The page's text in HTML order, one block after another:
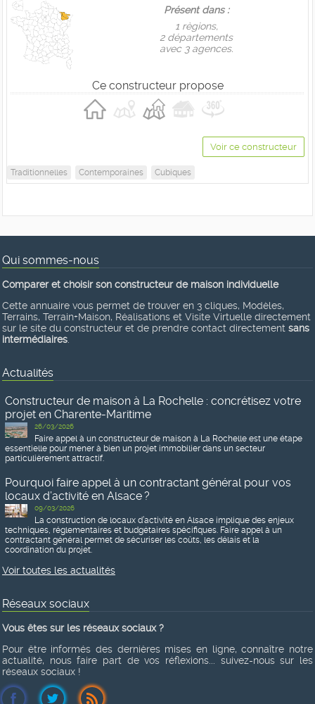
Présent dans :
1 règions,
2 départements
avec 3 agences.
Ce constructeur propose
Voir ce constructeur
Traditionnelles Contemporaines Cubiques
Qui sommes-nous
Comparer et choisir son constructeur de maison individuelle
Cette annuaire vous permet de trouver en 3 cliques, Modèles,
Terrains, Terrain+Maison, Réalisations et Visite Virtuelle directement
sur le site du constructeur et de prendre contact directement sans
intermédiaires
Actualités
Constructeur de maison à La Rochelle : concrétisez votre
projet en Charente-Maritime
26/03/2026
Faire appel à un constructeur de maison à La Rochelle est une étape
essentielle pour mener à bien un projet immobilier dans un secteur
particulièrement attractif.
Pourquoi faire appel à un contractant général pour vos
locaux d’activité en Alsace ?
09/03/2026
La construction de locaux d’activité en Alsace implique des enjeux
techniques, réglementaires et budgétaires spécifiques. Faire appel à un
contractant général permet de sécuriser les coûts, les délais et la
coordination du projet.
Voir toutes les actualités
Réseaux sociaux
Vous êtes sur les réseaux sociaux ?
Pour être informés des dernières mises en ligne, connaître notre
actualité, nous faire part de vos réflexions... suivez-nous sur les
réseaux sociaux !